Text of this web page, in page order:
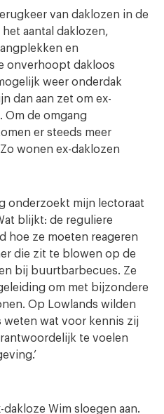
van daklozen in de
aantal daklozen,
en
onverhoopt dakloos
weer onderdak
dan aan zet om ex-
Om de omgang
er steeds meer
wonen ex-daklozen
onderzoekt mijn lectoraat
blijkt: de reguliere
hoe ze moeten reageren
die zit te blowen op de
bij buurtbarbecues. Ze
om met bijzondere
Op Lowlands wilden
weten wat voor kennis zij
te voelen
dakloze Wim sloegen aan.